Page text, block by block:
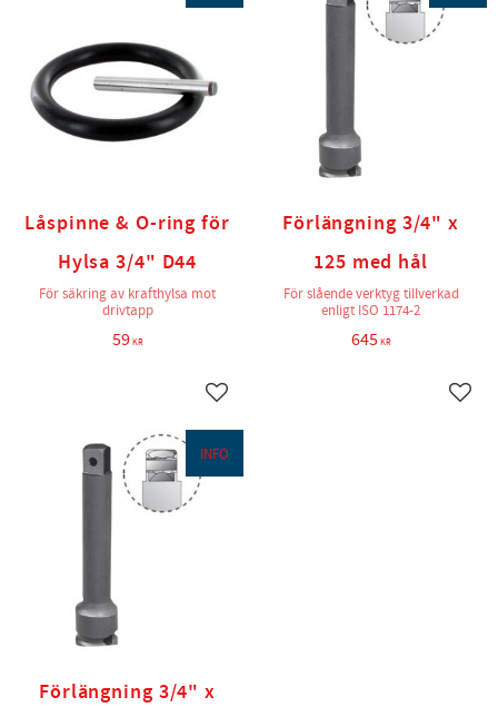
Låspinne & O-ring för
Hylsa 3/4" D44
För säkring av krafthylsa mot
drivtapp
59KR
Lägg till i favoriter
Förlängning 3/4" x
125 med hål
För slående verktyg tillverkad
enligt ISO 1174-2
645KR
Förlängning 3/4" x
INFO